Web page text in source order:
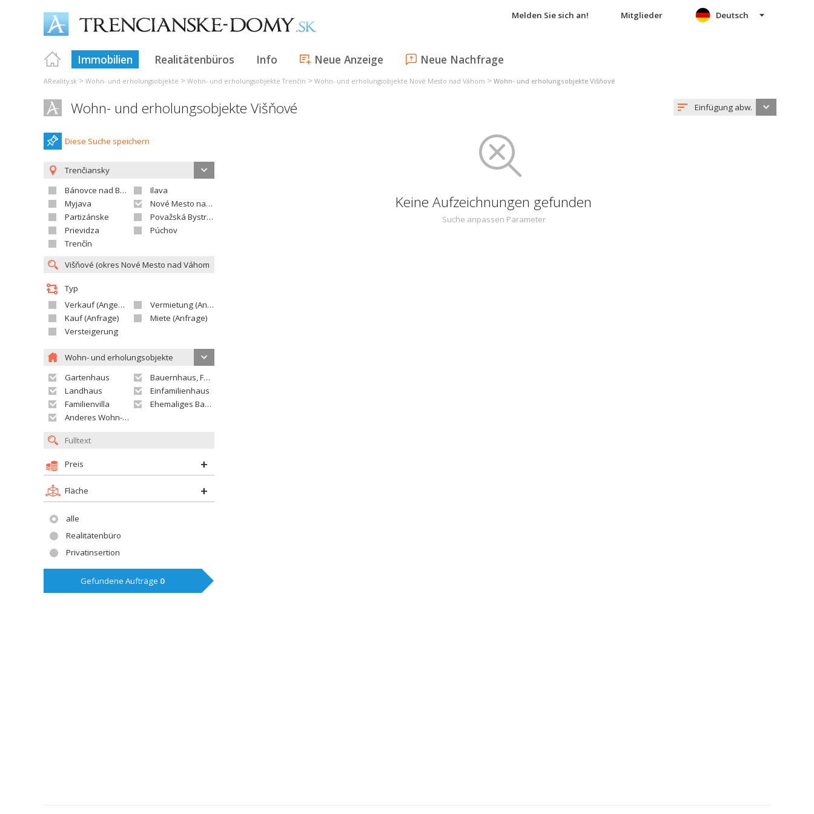
Melden Sie sich an! Mitglieder
Immobilien Realitätenbüros Info Neue Anzeige Neue Nachfrage
Deutsch
AReality.sk > Wohn- und erholungsobjekte > Wohn- und erholungsobjekte Trenčín > Wohn- und erholungsobjekte Nové Mesto nad Váhom > Wohn- und erholungsobjekte Višňové
Wohn- und erholungsobjekte Višňové Einfügung abw.
Diese Suche speichern
Trenčiansky
Bánovce nad Bebravou
Ilava
Myjava
Nové Mesto nad Váhom
Partizánske
Považská Bystrica
Prievidza
Púchov
Trenčín
Typ
Verkauf (Angebot)
Vermietung (Angebot)
Kauf (Anfrage)
Miete (Anfrage)
Versteigerung
Wohn- und erholungsobjekte
Gartenhaus
Bauernhaus, Ferienhaus
Landhaus
Einfamilienhaus
Familienvilla
Ehemaliges Bauerngut
Anderes Wohn- oder Ferienobjekt
Preis
Fläche
alle
Realitätenbüro
Privatinsertion
Gefundene Aufträge 0
Keine Aufzeichnungen gefunden
Suche anpassen Parameter